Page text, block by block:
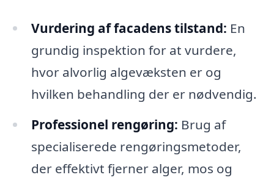
Vurdering af facadens tilstand: En
grundig inspektion for at vurdere,
hvor alvorlig algevæksten er og
hvilken behandling der er nødvendig.
Professionel rengøring: Brug af
specialiserede rengøringsmetoder,
der effektivt fjerner alger, mos og